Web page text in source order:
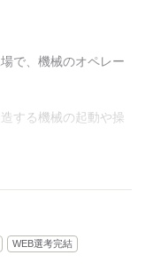
で、機械のオペレー
する機械の起動や操
べて機械がやってく
査もお願いします。
WEB選考完結